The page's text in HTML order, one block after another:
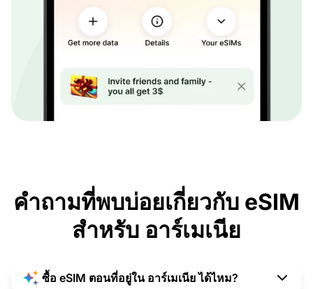
คำถามที่พบบ่อยเกี่ยวกับ eSIM
สำหรับ อาร์เมเนีย
ซื้อ eSIM ตอนที่อยู่ใน อาร์เมเนีย ได้ไหม?